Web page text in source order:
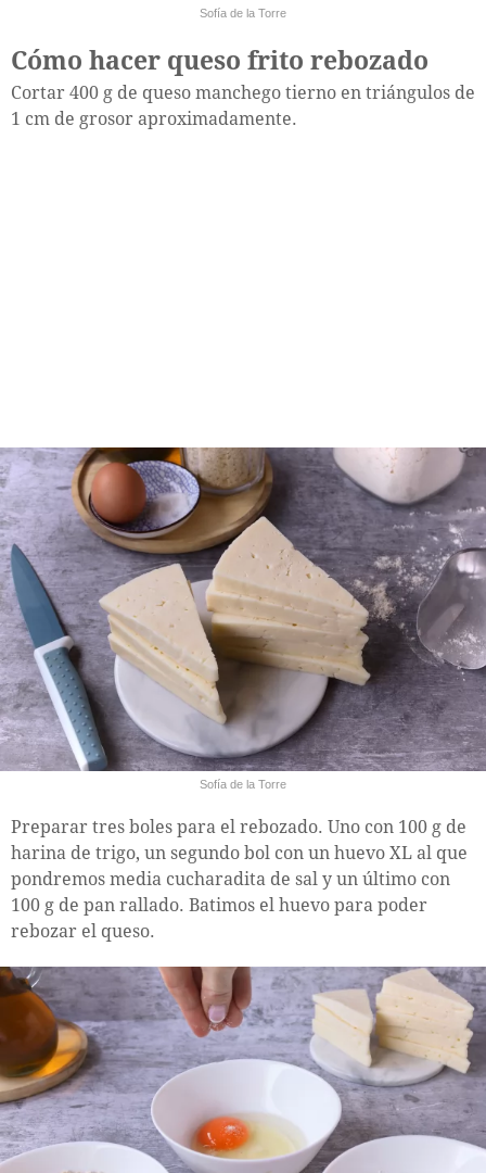
Sofía de la Torre
Cómo hacer queso frito rebozado
Cortar 400 g de queso manchego tierno en triángulos de
1 cm de grosor aproximadamente.
Sofía de la Torre
Preparar tres boles para el rebozado. Uno con 100 g de
harina de trigo, un segundo bol con un huevo XL al que
pondremos media cucharadita de sal y un último con
100 g de pan rallado. Batimos el huevo para poder
rebozar el queso.